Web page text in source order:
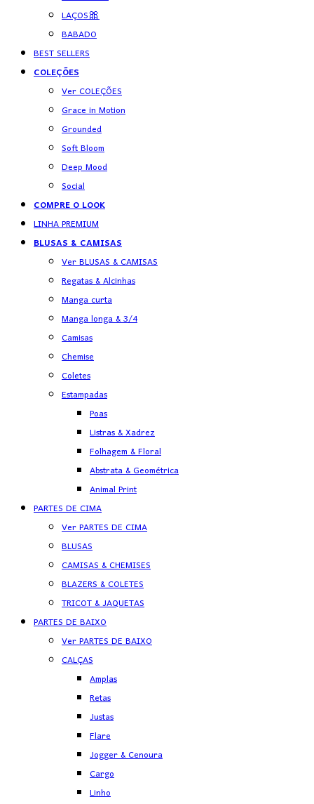
LAÇOS🎀
BABADO
BEST SELLERS
COLEÇÕES
Ver COLEÇÕES
Grace in Motion
Grounded
Soft Bloom
Deep Mood
Social
COMPRE O LOOK
LINHA PREMIUM
BLUSAS & CAMISAS
Ver BLUSAS & CAMISAS
Regatas & Alcinhas
Manga curta
Manga longa & 3/4
Camisas
Chemise
Coletes
Estampadas
Poas
Listras & Xadrez
Folhagem & Floral
Abstrata & Geométrica
Animal Print
PARTES DE CIMA
Ver PARTES DE CIMA
BLUSAS
CAMISAS & CHEMISES
BLAZERS & COLETES
TRICOT & JAQUETAS
PARTES DE BAIXO
Ver PARTES DE BAIXO
CALÇAS
Amplas
Retas
Justas
Flare
Jogger & Cenoura
Cargo
Linho